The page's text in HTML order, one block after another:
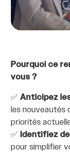
Pourquoi ce
vous ?
✅Anticipez
les nouveautés
priorités
✅Identifiez
pour simplifier